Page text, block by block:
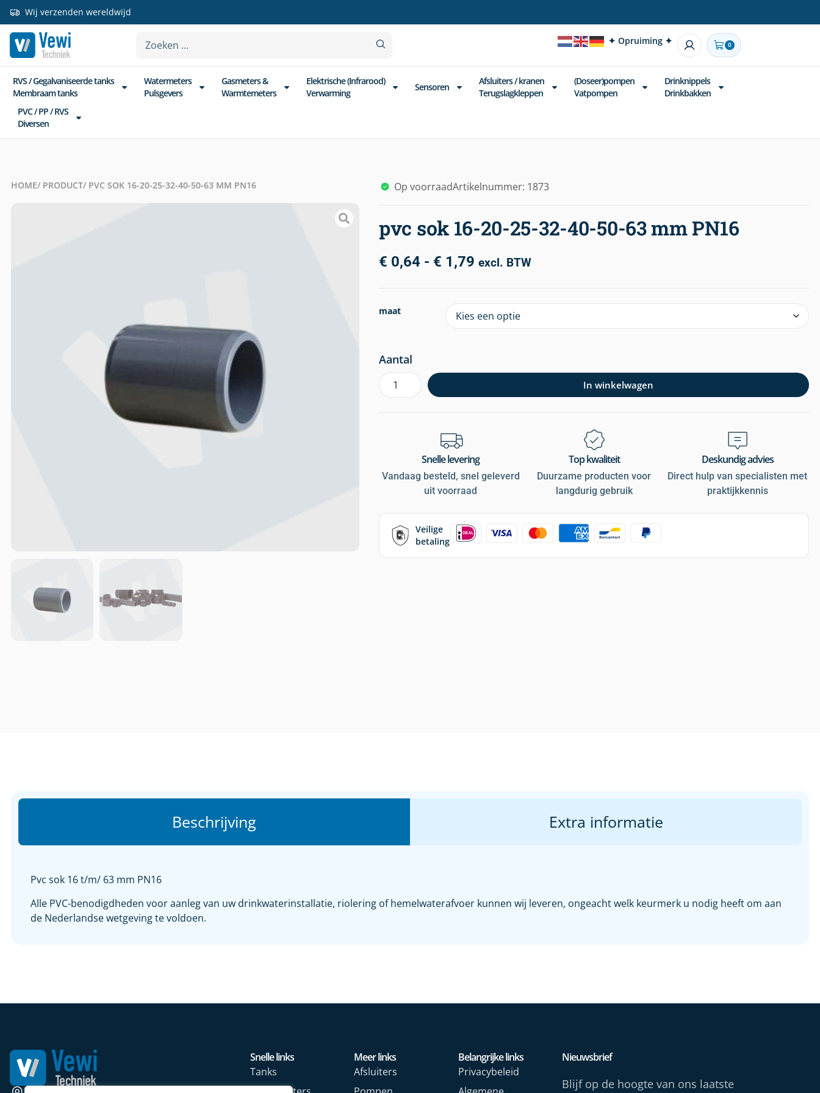
Wij verzenden wereldwijd
✦ Opruiming ✦ 0
RVS / Gegalvaniseerde tanks
Membraam tanks
Watermeters
Pulsgevers
Gasmeters &
Warmtemeters
Elektrische (Infrarood)
Verwarming
Sensoren
Afsluiters / kranen
Terugslagkleppen
(Doseer)pompen
Vatpompen
Drinknippels
Drinkbakken
PVC / PP / RVS
Diversen
HOME/ PRODUCT/ PVC SOK 16-20-25-32-40-50-63 MM PN16 Op voorraadArtikelnummer: 1873
pvc sok 16-20-25-32-40-50-63 mm PN16
€ 0,64 - € 1,79 excl. BTW
maat
Aantal
In winkelwagen
Snelle levering
Vandaag besteld, snel geleverd
uit voorraad
Top kwaliteit
Duurzame producten voor
langdurig gebruik
Deskundig advies
Direct hulp van specialisten met
praktijkkennis
Veilige
betaling
Beschrijving Extra informatie
Pvc sok 16 t/m/ 63 mm PN16
Alle PVC-benodigdheden voor aanleg van uw drinkwaterinstallatie, riolering of hemelwaterafvoer kunnen wij leveren, ongeacht welk keurmerk u nodig heeft om aan
de Nederlandse wetgeving te voldoen.
Snelle links
Tanks
Meer links
Afsluiters
Belangrijke links
Privacybeleid
Nieuwsbrief
Blijf op de hoogte van ons laatste